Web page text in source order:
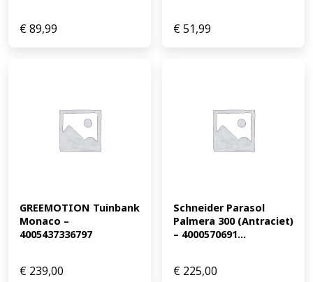
€89,99 €51,99
GREEMOTION Tuinbank
Monaco –
4005437336797
€ 239,00
Schneider Parasol
Palmera 300 (Antraciet)
– 4000570691...
€ 225,00